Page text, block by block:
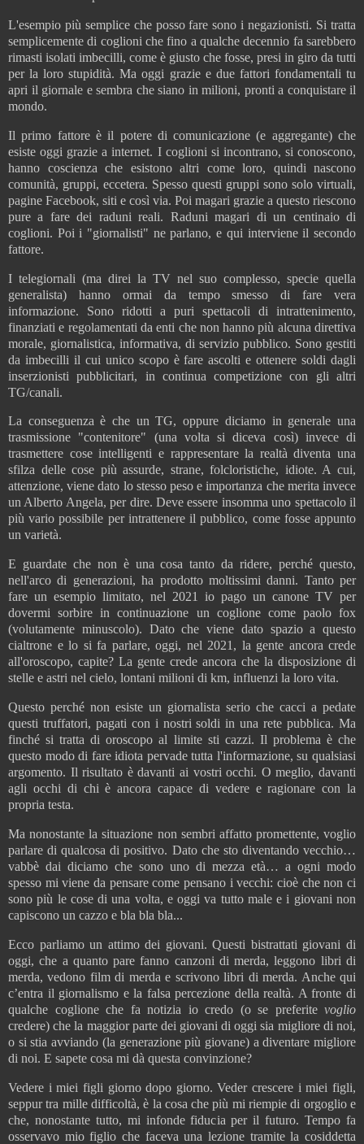
L'esempio più semplice che posso fare sono i negazionisti. Si tratta
semplicemente di coglioni che fino a qualche decennio fa sarebbero
rimasti isolati imbecilli, come è giusto che fosse, presi in giro da tutti
per la loro stupidità. Ma oggi grazie e due fattori fondamentali tu
apri il giornale e sembra che siano in milioni, pronti a conquistare il
mondo.
Il primo fattore è il potere di comunicazione (e aggregante) che
esiste oggi grazie a internet. I coglioni si incontrano, si conoscono,
hanno coscienza che esistono altri come loro, quindi nascono
comunità, gruppi, eccetera. Spesso questi gruppi sono solo virtuali,
pagine Facebook, siti e così via. Poi magari grazie a questo riescono
pure a fare dei raduni reali. Raduni magari di un centinaio di
coglioni. Poi i "giornalisti" ne parlano, e qui interviene il secondo
fattore.
I telegiornali (ma direi la TV nel suo complesso, specie quella
generalista) hanno ormai da tempo smesso di fare vera
informazione. Sono ridotti a puri spettacoli di intrattenimento,
finanziati e regolamentati da enti che non hanno più alcuna direttiva
morale, giornalistica, informativa, di servizio pubblico. Sono gestiti
da imbecilli il cui unico scopo è fare ascolti e ottenere soldi dagli
inserzionisti pubblicitari, in continua competizione con gli altri
TG/canali.
La conseguenza è che un TG, oppure diciamo in generale una
trasmissione "contenitore" (una volta si diceva così) invece di
trasmettere cose intelligenti e rappresentare la realtà diventa una
sfilza delle cose più assurde, strane, folcloristiche, idiote. A cui,
attenzione, viene dato lo stesso peso e importanza che merita invece
un Alberto Angela, per dire. Deve essere insomma uno spettacolo il
più vario possibile per intrattenere il pubblico, come fosse appunto
un varietà.
E guardate che non è una cosa tanto da ridere, perché questo,
nell'arco di generazioni, ha prodotto moltissimi danni. Tanto per
fare un esempio limitato, nel 2021 io pago un canone TV per
dovermi sorbire in continuazione un coglione come paolo fox
(volutamente minuscolo). Dato che viene dato spazio a questo
cialtrone e lo si fa parlare, oggi, nel 2021, la gente ancora crede
all'oroscopo, capite? La gente crede ancora che la disposizione di
stelle e astri nel cielo, lontani milioni di km, influenzi la loro vita.
Questo perché non esiste un giornalista serio che cacci a pedate
questi truffatori, pagati con i nostri soldi in una rete pubblica. Ma
finché si tratta di oroscopo al limite sti cazzi. Il problema è che
questo modo di fare idiota pervade tutta l'informazione, su qualsiasi
argomento. Il risultato è davanti ai vostri occhi. O meglio, davanti
agli occhi di chi è ancora capace di vedere e ragionare con la
propria testa.
Ma nonostante la situazione non sembri affatto promettente, voglio
parlare di qualcosa di positivo. Dato che sto diventando vecchio…
vabbè dai diciamo che sono uno di mezza età… a ogni modo
spesso mi viene da pensare come pensano i vecchi: cioè che non ci
sono più le cose di una volta, e oggi va tutto male e i giovani non
capiscono un cazzo e bla bla bla...
Ecco parliamo un attimo dei giovani. Questi bistrattati giovani di
oggi, che a quanto pare fanno canzoni di merda, leggono libri di
merda, vedono film di merda e scrivono libri di merda. Anche qui
c’entra il giornalismo e la falsa percezione della realtà. A fronte di
qualche coglione che fa notizia io credo (o se preferite voglio
credere) che la maggior parte dei giovani di oggi sia migliore di noi,
o si stia avviando (la generazione più giovane) a diventare migliore
di noi. E sapete cosa mi dà questa convinzione?
Vedere i miei figli giorno dopo giorno. Veder crescere i miei figli,
seppur tra mille difficoltà, è la cosa che più mi riempie di orgoglio e
che, nonostante tutto, mi infonde fiducia per il futuro. Tempo fa
osservavo mio figlio che faceva una lezione tramite la cosiddetta